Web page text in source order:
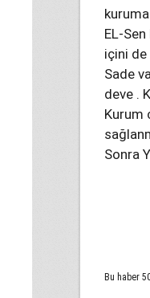
EL-
içini de
Sade
deve .
Kurum
Sonra
Bu haber